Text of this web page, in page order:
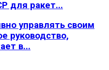
для ракет...
управлять своим
руководство,
в...